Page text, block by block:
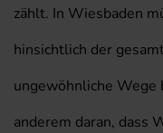
zählt. In Wiesbaden
hinsichtlich der
ungewöhnliche Wege
anderem daran, dass